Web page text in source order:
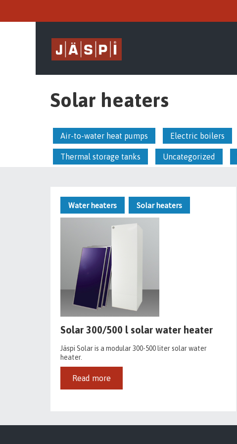
Solar heaters
Air-to-water heat pumps Electric boilers
Thermal storage tanks Uncategorized
Water heaters Solar heaters
Solar 300/500 l solar water heater
Jäspi Solar is a modular 300-500 liter solar water
heater.
Read more